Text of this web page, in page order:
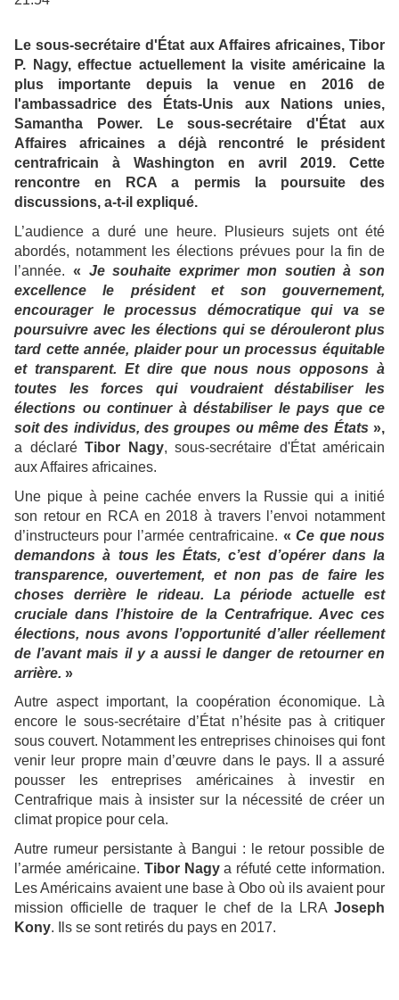
Le sous-secrétaire d'État aux Affaires africaines, Tibor
P. Nagy, effectue actuellement la visite américaine la
plus importante depuis la venue en 2016 de
l'ambassadrice des États-Unis aux Nations unies,
Samantha Power. Le sous-secrétaire d'État aux
Affaires africaines a déjà rencontré le président
centrafricain à Washington en avril 2019. Cette
rencontre en RCA a permis la poursuite des
discussions, a-t-il expliqué.
L’audience a duré une heure. Plusieurs sujets ont été
abordés, notamment les élections prévues pour la fin de
l’année. « Je souhaite exprimer mon soutien à son
excellence le président et son gouvernement,
encourager le processus démocratique qui va se
poursuivre avec les élections qui se dérouleront plus
tard cette année, plaider pour un processus équitable
et transparent. Et dire que nous nous opposons à
toutes les forces qui voudraient déstabiliser les
élections ou continuer à déstabiliser le pays que ce
soit des individus, des groupes ou même des États »,
a déclaré Tibor Nagy, sous-secrétaire d'État américain
aux Affaires africaines.
Une pique à peine cachée envers la Russie qui a initié
son retour en RCA en 2018 à travers l’envoi notamment
d’instructeurs pour l’armée centrafricaine. «Ce que nous
demandons à tous les États, c’est d’opérer dans la
transparence, ouvertement, et non pas de faire les
choses derrière le rideau. La période actuelle est
cruciale dans l’histoire de la Centrafrique. Avec ces
élections, nous avons l’opportunité d’aller réellement
de l’avant mais il y a aussi le danger de retourner en
arrière. »
Autre aspect important, la coopération économique. Là
encore le sous-secrétaire d’État n’hésite pas à critiquer
sous couvert. Notamment les entreprises chinoises qui font
venir leur propre main d’œuvre dans le pays. Il a assuré
pousser les entreprises américaines à investir en
Centrafrique mais à insister sur la nécessité de créer un
climat propice pour cela.
Autre rumeur persistante à Bangui : le retour possible de
l’armée américaine. Tibor Nagya réfuté cette information.
Les Américains avaient une base à Obo où ils avaient pour
mission officielle de traquer le chef de la LRA Joseph
Kony. Ils se sont retirés du pays en 2017.